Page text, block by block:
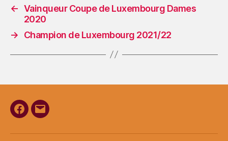
← Vainqueur Coupe de Luxembourg Dames
2020
→
Champion de Luxembourg 2021/22
Facebook
E-